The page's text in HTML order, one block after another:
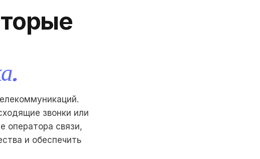
звонки или
оператора связи,
и обеспечить